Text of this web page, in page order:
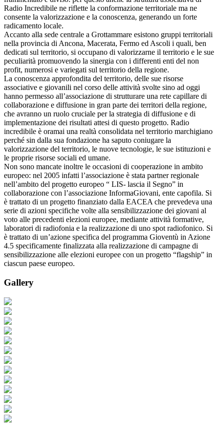
Radio Incredibile ne riflette la conformazione territoriale ma ne
consente la valorizzazione e la conoscenza, generando un forte
radicamento locale.
Accanto alla sede centrale a Grottammare esistono gruppi territoriali
nella provincia di Ancona, Macerata, Fermo ed Ascoli i quali, ben
dedicati sul territorio, si occupano di valorizzarne il territorio e le sue
peculiarità promuovendo la sinergia con i differenti enti del non
profit, numerosi e variegati sul territorio della regione.
La conoscenza approfondita del territorio, delle sue risorse
associative e giovanili nel corso delle attività svolte sino ad oggi
hanno permesso all’associazione di strutturare una rete capillare di
collaborazione e diffusione in gran parte dei territori della regione,
che avranno un ruolo cruciale per la strategia di diffusione e di
implementazione dei risultati attesi di questo progetto. Radio
incredibile è oramai una realtà consolidata nel territorio marchigiano
perché sin dalla sua fondazione ha saputo coniugare la
valorizzazione del territorio, le nuove tecnologie, le sue istituzioni e
le proprie risorse sociali ed umane.
Non sono mancate inoltre le occasioni di cooperazione in ambito
europeo: nel 2005 infatti l’associazione è stata partner regionale
nell’ambito del progetto europeo “ LIS- lascia il Segno” in
collaborazione con l’associazione InformaGiovani, ente capofila. Si
è trattato di un progetto finanziato dalla EACEA che prevedeva una
serie di azioni specifiche volte alla sensibilizzazione dei giovani al
voto alle precedenti elezioni europee, mediante attività formative,
laboratori di radiofonia e la realizzazione di uno spot radiofonico. Si
è trattato di un’azione specifica del programma Gioventù in Azione
4.5 specificamente finalizzata alla realizzazione di campagne di
sensibilizzazione alle elezioni europee con un progetto “flagship” in
ciascun paese europeo.
Gallery